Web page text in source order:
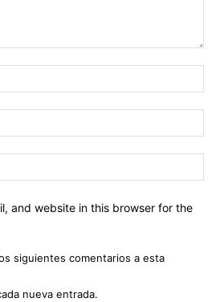
and website in this browser for the
siguientes comentarios a esta
nueva entrada.